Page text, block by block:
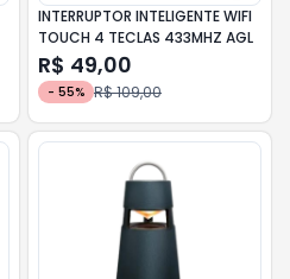
INTERRUPTOR INTELIGENTE WIFI
TOUCH 4 TECLAS 433MHZ AGL
R$ 49,00
- 55% R$ 109,00